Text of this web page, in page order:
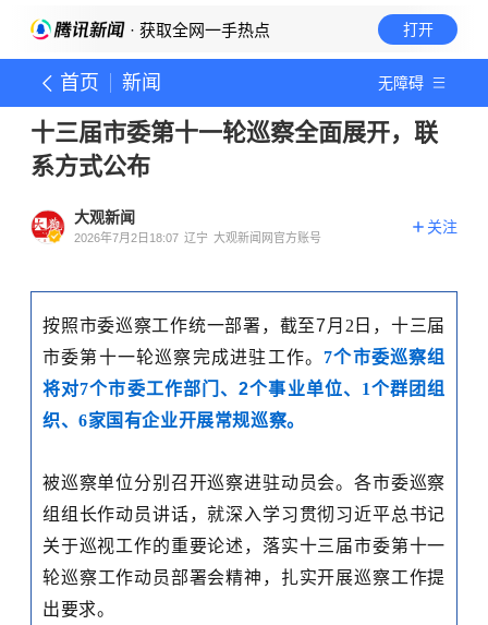
· 获取全网一手热点 打开
首页 新闻 无障碍
十三届市委第十一轮巡察全面展开，联
系方式公布
大观新闻
2026年7月2日18:07 辽宁 大观新闻网官方账号
关注
按照市委巡察工作统一部署，截至7 月 2 日，十三届
市委第十一轮巡察完成进驻工作。 7个市委巡察组
将对7个市委工作部门、2个事业单位、 1个群团组
织、6家国有企业开展常规巡察。
被巡察单位分别召开巡察进驻动员会。各市委巡察
组组长作动员讲话，就深 入学习贯彻习近平总书记
关于巡视工作的重要论述 ，落实十三届市委第十一
轮巡察工作动员部署会精神，扎实开展巡察工作提
出要求。